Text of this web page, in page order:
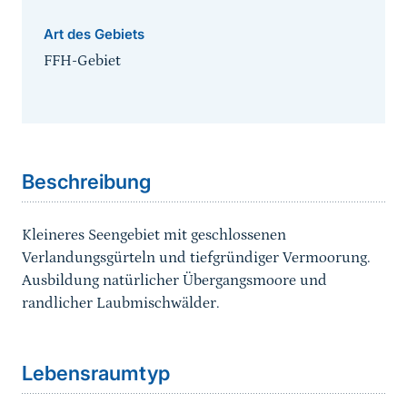
Art des Gebiets
FFH-Gebiet
Beschreibung
Kleineres Seengebiet mit geschlossenen
Verlandungsgürteln und tiefgründiger Vermoorung.
Ausbildung natürlicher Übergangsmoore und
randlicher Laubmischwälder.
Lebensraumtyp